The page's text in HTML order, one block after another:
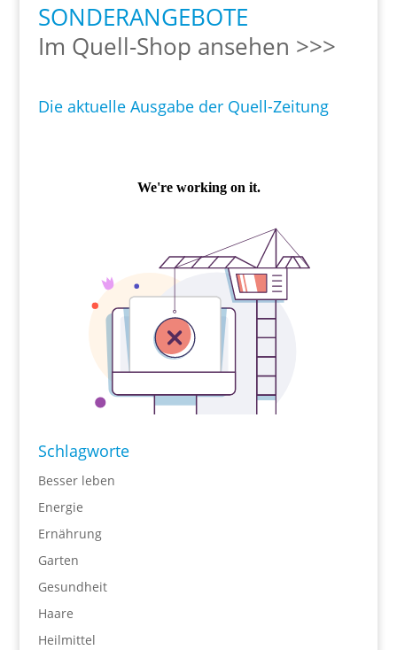
SONDERANGEBOTE
Im Quell-Shop ansehen >>>
Die aktuelle Ausgabe der Quell-Zeitung
Schlagworte
Besser leben
Energie
Ernährung
Garten
Gesundheit
Haare
Heilmittel